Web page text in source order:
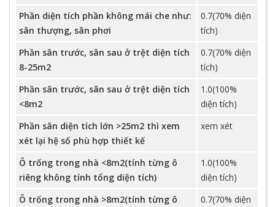
Phần diện tích phần không mái che như:
sân thượng, sân phơi
0.7(70% diện
tích)
Phần sân trước, sân sau ở trệt diện tích
8-25m2
0.7(70% diện
tích)
Phần sân trước, sân sau ở trệt diện tích
<8m2
1.0(100%
diện tích)
Phần sân diện tích lớn >25m2 thì xem
xét lại hệ số phù hợp thiết kế
xem xét
Ô trống trong nhà <8m2(tính từng ô
riêng không tính tổng diện tích)
1.0(100%
diện tích)
Ô trống trong nhà >8m2(tính từng ô
0.7(70% diện